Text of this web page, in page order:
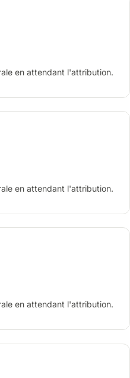
en attendant l'attribution.
en attendant l'attribution.
en attendant l'attribution.